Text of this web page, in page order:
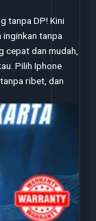
tanpa DP! Kini
inginkan tanpa
cepat dan mudah,
Pilih Iphone
ribet, dan